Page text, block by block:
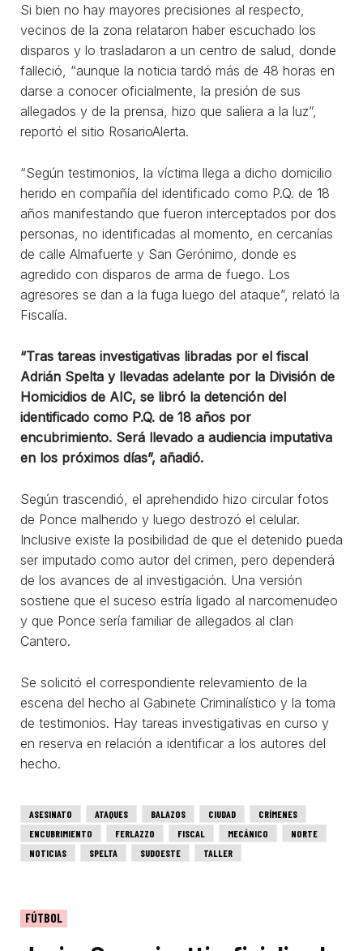
Si bien no hay mayores precisiones al respecto,
vecinos de la zona relataron haber escuchado los
disparos y lo trasladaron a un centro de salud, donde
falleció, “aunque la noticia tardó más de 48 horas en
darse a conocer oficialmente, la presión de sus
allegados y de la prensa, hizo que saliera a la luz”,
reportó el sitio RosarioAlerta.
“Según testimonios, la víctima llega a dicho domicilio
herido en compañía del identificado como P.Q. de 18
años manifestando que fueron interceptados por dos
personas, no identificadas al momento, en cercanías
de calle Almafuerte y San Gerónimo, donde es
agredido con disparos de arma de fuego. Los
agresores se dan a la fuga luego del ataque”, relató la
Fiscalía.
“Tras tareas investigativas libradas por el fiscal
Adrián Spelta y llevadas adelante por la División de
Homicidios de AIC, se libró la detención del
identificado como P.Q. de 18 años por
encubrimiento. Será llevado a audiencia imputativa
en los próximos días”, añadió.
Según trascendió, el aprehendido hizo circular fotos
de Ponce malherido y luego destrozó el celular.
Inclusive existe la posibilidad de que el detenido pueda
ser imputado como autor del crimen, pero dependerá
de los avances de al investigación. Una versión
sostiene que el suceso estría ligado al narcomenudeo
y que Ponce sería familiar de allegados al clan
Cantero.
Se solicitó el correspondiente relevamiento de la
escena del hecho al Gabinete Criminalístico y la toma
de testimonios. Hay tareas investigativas en curso y
en reserva en relación a identificar a los autores del
hecho.
ASESINATO ATAQUES BALAZOS CIUDAD
CRÍMENES
ENCUBRIMIENTO
FERLAZZO FISCAL MECÁNICO
NORTE
NOTICIAS
SPELTA SUDOESTE TALLER